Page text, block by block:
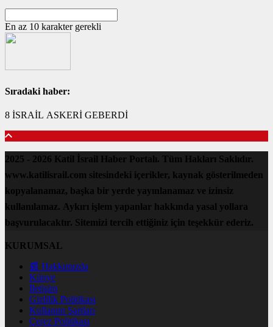
En az 10 karakter gerekli
Sıradaki haber:
8 İSRAİL ASKERİ GEBERDİ
2025 - 2026 Katil İsrail Haber Portalı. Tüm Hakları Saklıdır.
www.katilisrail.com sitesindeki içerikler, kaynak gösterilmeden
kopyalanamaz, başka bir yerde yayınlanamaz ve izinsiz
kullanılamaz. Aykırı işlem yapanlar hakkında yasal yollara
başvurulacaktır. Sitemizi tercih ettiğiniz için teşekkür ederiz.
KURUMSAL
📰 Hakkımızda
Künye
İletişim
Gizlilik Politikası
Kullanım Şartları
Çerez Politikası